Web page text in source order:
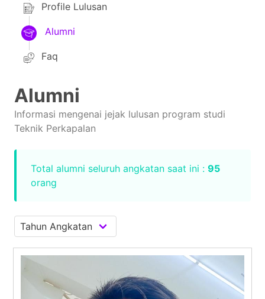
Profile Lulusan
Alumni
Faq
Alumni
Informasi mengenai jejak lulusan program studi
Teknik Perkapalan
Total alumni seluruh angkatan saat ini : 95
orang